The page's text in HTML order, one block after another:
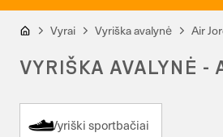
Vyrai Vyriška avalynė Air
VYRIŠKA AVALYNĖ -
Vyriški sportbačiai